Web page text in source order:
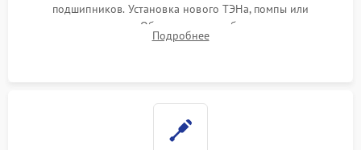
подшипников. Установка нового ТЭНа, помпы или
термодатчиков. Обязательная глубокая очистка
конденсатора, крыльчатки вентилятора и воздуховодов от
Подробнее